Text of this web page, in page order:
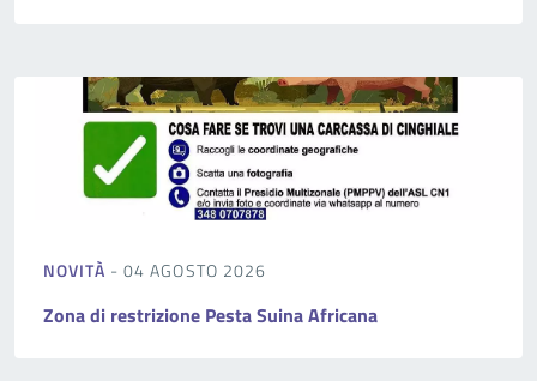
NOVITÀ - 04 AGOSTO 2026
Zona di restrizione Pesta Suina Africana